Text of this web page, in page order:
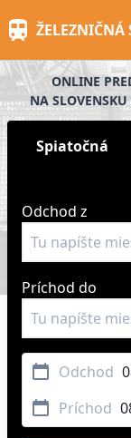
to
content
ŽELEZNIČNÁ
ONLINE
NA
Spiatočná
Odchod z
Príchod do
Odchod
Príchod